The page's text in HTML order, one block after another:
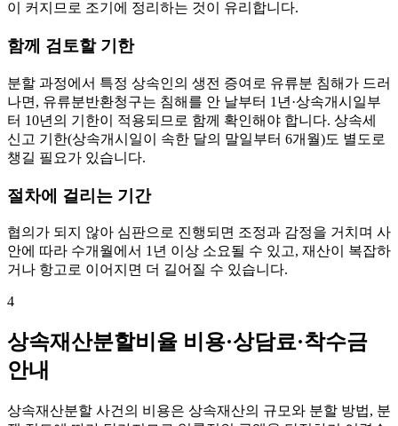
이 커지므로 조기에 정리하는 것이 유리합니다.
함께 검토할 기한
분할 과정에서 특정 상속인의 생전 증여로 유류분 침해가 드러
나면, 유류분반환청구는 침해를 안 날부터 1년·상속개시일부
터 10년의 기한이 적용되므로 함께 확인해야 합니다. 상속세
신고 기한(상속개시일이 속한 달의 말일부터 6개월)도 별도로
챙길 필요가 있습니다.
절차에 걸리는 기간
협의가 되지 않아 심판으로 진행되면 조정과 감정을 거치며 사
안에 따라 수개월에서 1년 이상 소요될 수 있고, 재산이 복잡하
거나 항고로 이어지면 더 길어질 수 있습니다.
4
상속재산분할비율 비용·상담료·착수금
안내
상속재산분할 사건의 비용은 상속재산의 규모와 분할 방법, 분